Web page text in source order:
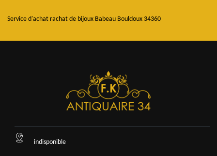
Service d'achat rachat de bijoux Babeau Bouldoux 34360
indisponible